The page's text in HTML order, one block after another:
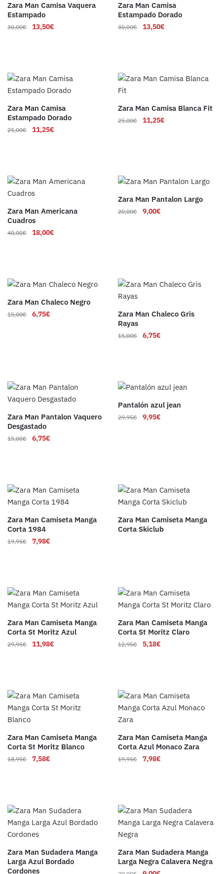
Zara Man Camisa Vaquera
Estampado
30,00€ 13,50€
Zara Man Camisa
Estampado Dorado
30,00€ 13,50€
Zara Man Camisa
Estampado Dorado
25,00€ 11,25€
Zara Man Camisa Blanca Fit
25,00€ 11,25€
Zara Man Americana
Cuadros
40,00€ 18,00€
Zara Man Pantalon Largo
20,00€ 9,00€
Zara Man Chaleco Negro
15,00€ 6,75€
Zara Man Chaleco Gris
Rayas
15,00€ 6,75€
Zara Man Pantalon Vaquero
Desgastado
15,00€ 6,75€
Pantalón azul jean
29,95€ 9,95€
Zara Man Camiseta Manga
Corta 1984
19,95€ 7,98€
Zara Man Camiseta Manga
Corta Skiclub
Zara Man Camiseta Manga
Corta St Moritz Azul
29,95€ 11,98€
Zara Man Camiseta Manga
Corta St Moritz Claro
12,95€ 5,18€
Zara Man Camiseta Manga
Corta St Moritz Blanco
18,95€ 7,58€
Zara Man Camiseta Manga
Corta Azul Monaco Zara
19,95€ 7,98€
Zara Man Sudadera Manga
Larga Azul Bordado
Cordones
Zara Man Sudadera Manga
Larga Negra Calavera Negra